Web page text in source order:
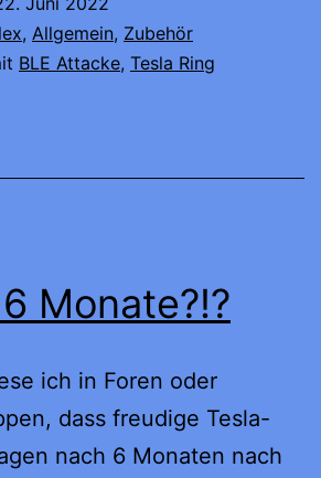
Only
–
Attacke
, Allgemein, Zubehör
BLE Attacke, Tesla Ring
Monate?!?
ich in Foren oder
dass freudige Tesla-
nach 6 Monaten nach